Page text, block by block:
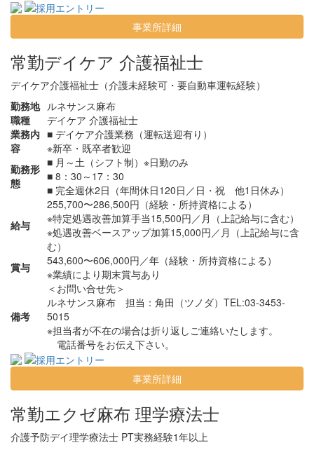
事業所詳細
常勤デイケア 介護福祉士
デイケア介護福祉士（介護未経験可・要自動車運転経験）
勤務地 ルネサンス麻布
職種
デイケア 介護福祉士
業務内
容
■ デイケア介護業務（運転送迎有り）
※新卒・既卒者歓迎
勤務形
態
■ 月～土（シフト制）※日勤のみ
■ 8：30～17：30
■ 完全週休2日（年間休日120日／日・祝 他1日休み）
給与
255,700〜286,500円（経験・所持資格による）
※特定処遇改善加算手当15,500円／月（上記給与に含む）
※処遇改善ベースアップ加算15,000円／月（上記給与に含
む）
賞与
543,600〜606,000円／年（経験・所持資格による）
※業績により期末賞与あり
備考
＜お問い合せ先＞
ルネサンス麻布 担当：角田（ツノダ）TEL:03-3453-
5015
※担当者が不在の場合は折り返しご連絡いたします。
電話番号をお伝え下さい。
事業所詳細
常勤エクゼ麻布 理学療法士
介護予防デイ理学療法士 PT実務経験1年以上